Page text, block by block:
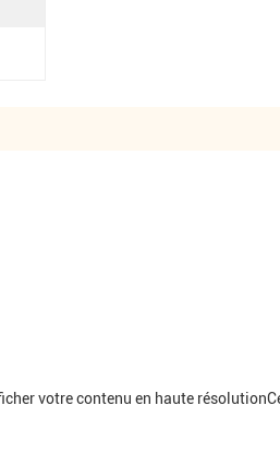
votre contenu en haute